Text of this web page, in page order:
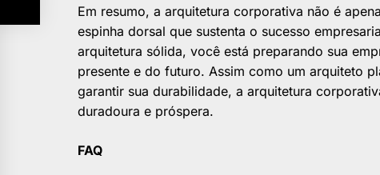
Em resumo, a arquitetura corporativa não é
espinha dorsal que sustenta o sucesso
arquitetura sólida, você está preparando sua
presente e do futuro. Assim como um arquiteto
garantir sua durabilidade, a arquitetura
duradoura e próspera.
FAQ